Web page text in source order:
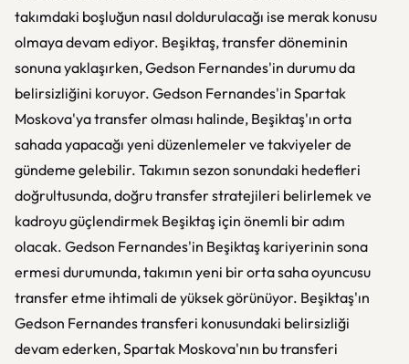
takımdaki boşluğun nasıl doldurulacağı ise merak konusu
olmaya devam ediyor. Beşiktaş, transfer döneminin
sonuna yaklaşırken, Gedson Fernandes'in durumu da
belirsizliğini koruyor. Gedson Fernandes'in Spartak
Moskova'ya transfer olması halinde, Beşiktaş'ın orta
sahada yapacağı yeni düzenlemeler ve takviyeler de
gündeme gelebilir. Takımın sezon sonundaki hedefleri
doğrultusunda, doğru transfer stratejileri belirlemek ve
kadroyu güçlendirmek Beşiktaş için önemli bir adım
olacak. Gedson Fernandes'in Beşiktaş kariyerinin sona
ermesi durumunda, takımın yeni bir orta saha oyuncusu
transfer etme ihtimali de yüksek görünüyor. Beşiktaş'ın
Gedson Fernandes transferi konusundaki belirsizliği
devam ederken, Spartak Moskova'nın bu transferi